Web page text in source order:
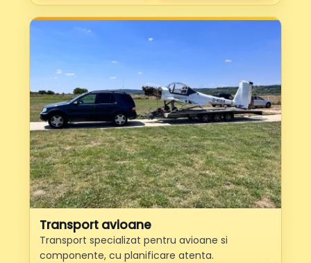
Transport avioane
Transport specializat pentru avioane si
componente, cu planificare atenta.